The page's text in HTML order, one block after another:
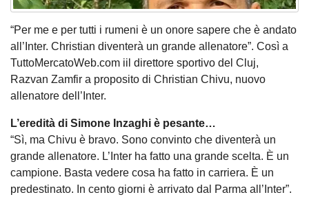
“Per me e per tutti i rumeni è un onore sapere che è andato
all’Inter. Christian diventerà un grande allenatore”. Così a
TuttoMercatoWeb.com iil direttore sportivo del Cluj,
Razvan Zamfir a proposito di Christian Chivu, nuovo
allenatore dell’Inter.
L’eredità di Simone Inzaghi è pesante…
“Sì, ma Chivu è bravo. Sono convinto che diventerà un
grande allenatore. L’Inter ha fatto una grande scelta. È un
campione. Basta vedere cosa ha fatto in carriera. È un
predestinato. In cento giorni è arrivato dal Parma all’Inter”.